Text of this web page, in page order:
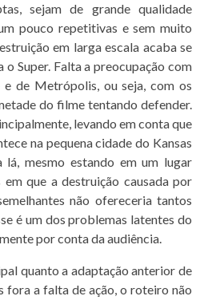
sejam de grande qualidade
pouco repetitivas e sem muito
em larga escala acaba se
Super. Falta a preocupação com
e de Metrópolis, ou seja, com os
do filme tentando defender.
levando em conta que
na pequena cidade do Kansas
mesmo estando em um lugar
que a destruição causada por
não ofereceria tantos
é um dos problemas latentes do
por conta da audiência.
quanto a adaptação anterior de
fora a falta de ação, o roteiro não